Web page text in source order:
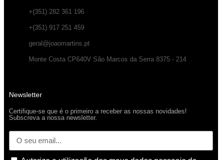
+(351) 282 361 196
+(351) 917 251 459
geral@joaomartins.pt
Monte Costa CP640V São Marcos da Serra 8375 - 214
Newsletter
Certifique-se que é o primeiro a receber as nossas novidades!
Subscreva a nossa newsletter.